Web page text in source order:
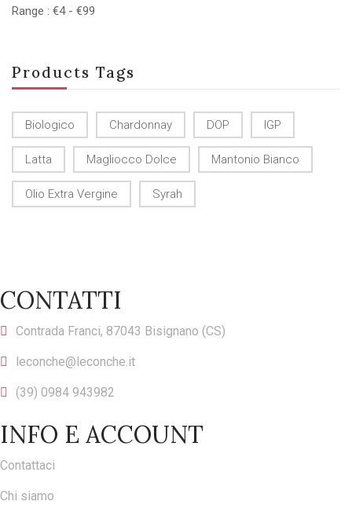
Range : €4 - €99
Products Tags
Biologico Chardonnay DOP IGP
Latta Magliocco Dolce Mantonio Bianco
Olio Extra Vergine Syrah
CONTATTI
Contrada Franci, 87043 Bisignano (CS)
leconche@leconche.it
(39) 0984 943982
INFO E ACCOUNT
Contattaci
Chi siamo